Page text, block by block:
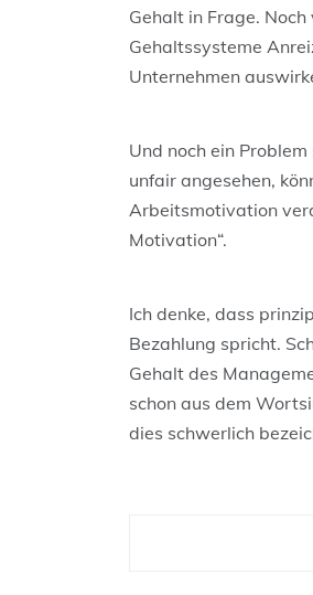
Gehalt in Frage.
Gehaltssysteme
Unternehmen
Und noch ein
unfair angesehen,
Arbeitsmotivation
Motivation“.
Ich denke, dass
Bezahlung spricht.
Gehalt des
schon aus dem
dies schwerlich